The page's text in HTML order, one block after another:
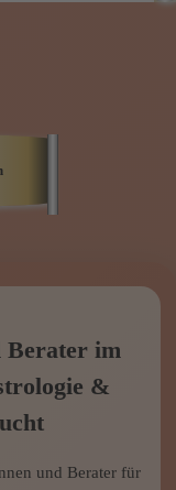
Berater im
&
und Berater für